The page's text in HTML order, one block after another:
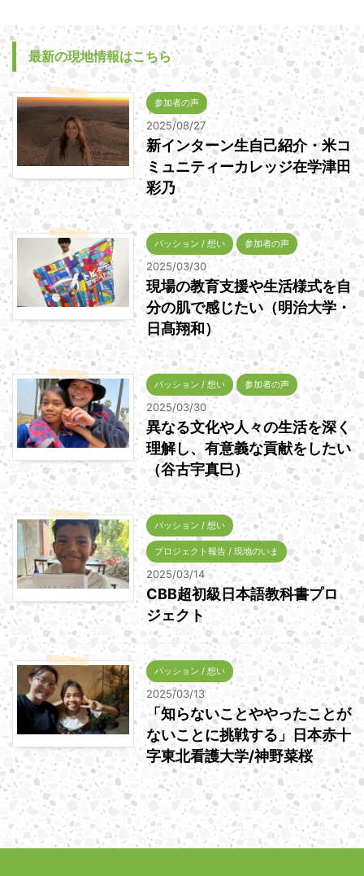
最新の現地情報はこちら
参加者の声
2025/08/27
新インターン生自己紹介・米コ
ミュニティーカレッジ在学津田
彩乃
パッション / 想い 参加者の声
2025/03/30
現場の教育支援や生活様式を自
分の肌で感じたい（明治大学・
日髙翔和）
パッション / 想い 参加者の声
2025/03/30
異なる文化や人々の生活を深く
理解し、有意義な貢献をしたい
（谷古宇真巳）
パッション / 想い
プロジェクト報告 / 現地のいま
2025/03/14
CBB超初級日本語教科書プロ
ジェクト
パッション / 想い
2025/03/13
「知らないことややったことが
ないことに挑戦する」日本赤十
字東北看護大学/神野菜桜